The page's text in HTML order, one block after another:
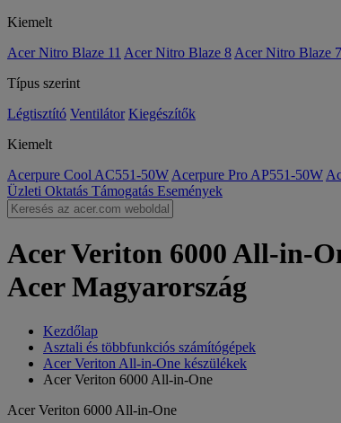
Kiemelt
Acer Nitro Blaze 11 Acer Nitro Blaze 8 Acer Nitro Blaze 7
Típus szerint
Légtisztító Ventilátor Kiegészítők
Kiemelt
Acerpure Cool AC551-50W Acerpure Pro AP551-50W
Üzleti Oktatás Támogatás Események
Acer Veriton 6000 All-in-
Acer Magyarország
Kezdőlap
Asztali és többfunkciós számítógépek
Acer Veriton All-in-One készülékek
Acer Veriton 6000 All-in-One
Acer Veriton 6000 All-in-One